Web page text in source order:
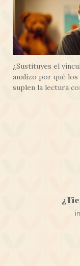
¿Sustituyes el
analizo por qué
suplen la lectura